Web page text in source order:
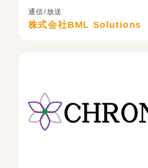
通信/放送
株式会社BML Solutions